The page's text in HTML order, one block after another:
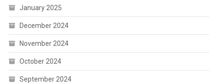
January 2025
December 2024
November 2024
October 2024
September 2024